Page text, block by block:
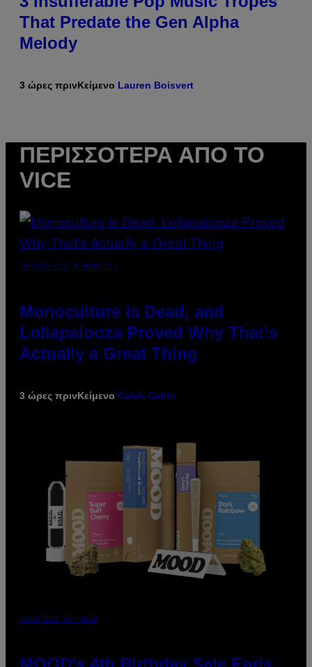
That Predate the Gen Alpha
Melody
3 ώρες πρινΚείμενο Lauren Boisvert
ΠΕΡΙΣΣΌΤΕΡΑ ΑΠΌ ΤΟ
VICE
(PHOTO VIA T-MOBILE)
Monoculture is Dead, and
Lollapalooza Proved Why That’s
Actually a Great Thing
3 ώρες πρινΚείμενο Caleb Catlin
COURTESY OF MOOD